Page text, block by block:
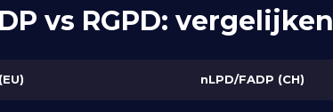
vs RGPD:
nLPD/FADP (CH)